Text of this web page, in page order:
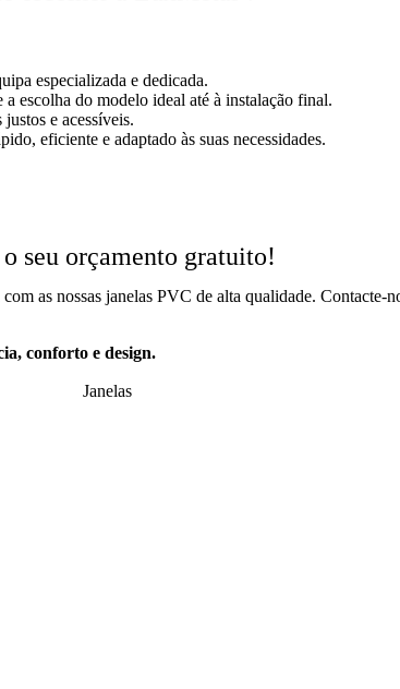
especializada e dedicada.
escolha do modelo ideal até à instalação final.
e acessíveis.
eficiente e adaptado às suas necessidades.
seu orçamento gratuito!
as nossas janelas PVC de alta qualidade. Contacte-
conforto e design.